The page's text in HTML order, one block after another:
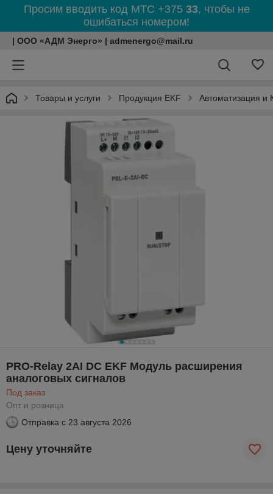
Просим вводить код МТС +375 33, чтобы не
ошибаться номером!
| ООО «АДМ Энерго» | admenergo@mail.ru
Товары и услуги Продукция EKF Автоматизация и
PRO-Relay 2AI DC EKF Модуль расширения
аналоговых сигналов
Под заказ
Опт и розница
Отправка с 23 августа 2026
Цену уточняйте